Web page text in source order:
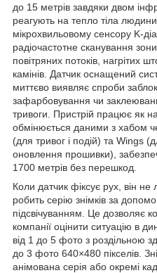
до 15 метрів завдяки двом
реагують на тепло тіла
мікрохвильовому сенсору K-
радіочастотне сканування
повітряних потоків, нагрітих
камінів. Датчик оснащений
миттєво виявляє спроби
зафарбовування чи
тривоги. Пристрій працює як
обмінюється даними з хабом
(для тривог і подій) та Wings
оновлення прошивки),
1700 метрів без перешкод.
Коли датчик фіксує рух, він
робить серію знімків за
підсвічуванням. Це дозволяє
компанії оцінити ситуацію в
від 1 до 5 фото з роздільною
до 3 фото 640×480 пікселів.
анімована серія або окремі